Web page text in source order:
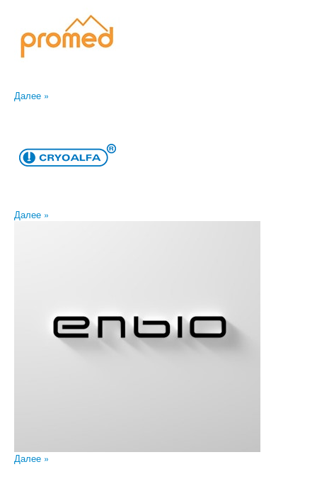
Далее »
Далее »
Далее »